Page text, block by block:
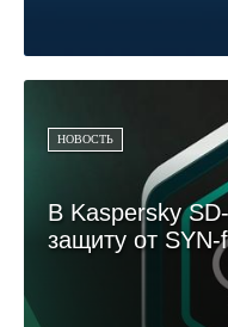
НОВОСТЬ
В Kaspersky
защиту от